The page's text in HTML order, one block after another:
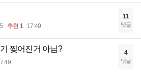
추천 1 17:49
11
댓글
찢어진거 아님? 4
댓글